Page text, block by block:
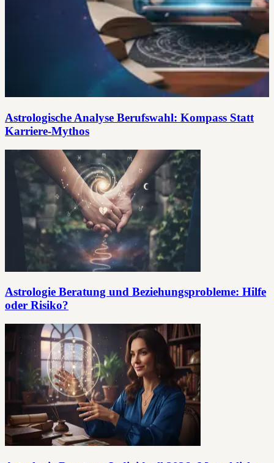
Astrologische Analyse Berufswahl: Kompass Statt
Karriere-Mythos
Astrologie Beratung und Beziehungsprobleme: Hilfe
oder Risiko?